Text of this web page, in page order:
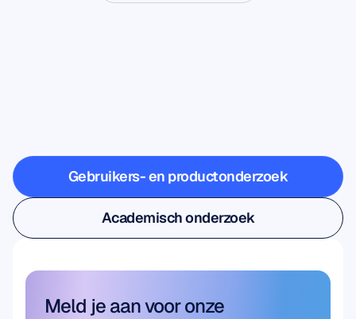
buitenhetlabtreedt
Gebruikers- en productonderzoek
Gebruikers- en productonderzoek
Academisch onderzoek
Academisch onderzoek
Meld je aan voor onze